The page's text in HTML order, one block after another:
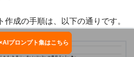
成の手順は、以下の通りです。
ち資料ダウンロード
プロンプト集はこちら